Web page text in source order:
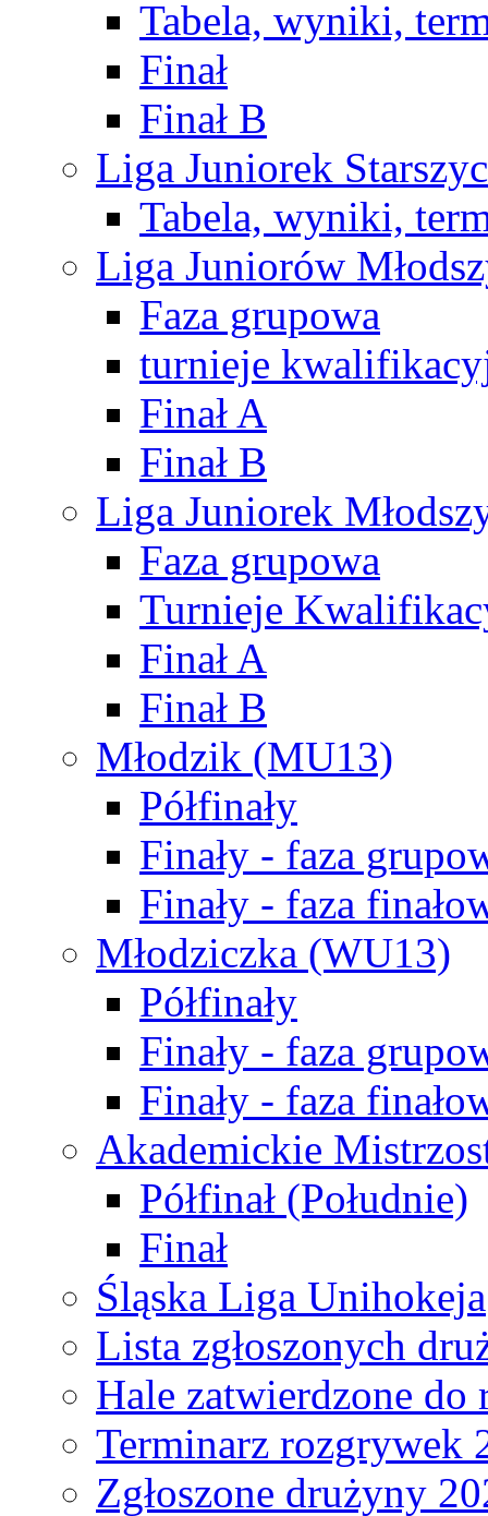
Tabela, wyniki,
Finał
Finał B
Liga Juniorek
Tabela, wyniki,
Liga Juniorów
Faza grupowa
turnieje
Finał A
Finał B
Liga Juniorek
Faza grupowa
Turnieje
Finał A
Finał B
Młodzik (MU13)
Półfinały
Finały - faza
Finały - faza
Młodziczka (WU13)
Półfinały
Finały - faza
Finały - faza
Akademickie
Półfinał (Południe)
Finał
Śląska Liga Unihokeja
Lista zgłoszonych
Hale zatwierdzone do
Terminarz rozgrywek
Zgłoszone drużyny